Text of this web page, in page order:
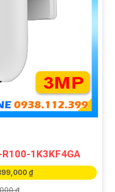
1K3KF4GA
₫
₫